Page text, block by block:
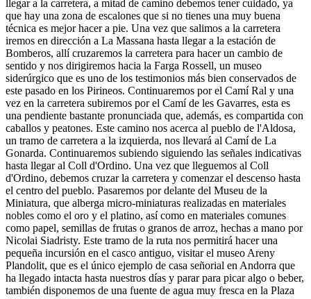
llegar a la carretera, a mitad de camino debemos tener cuidado, ya
que hay una zona de escalones que si no tienes una muy buena
técnica es mejor hacer a pie. Una vez que salimos a la carretera
iremos en dirección a La Massana hasta llegar a la estación de
Bomberos, allí cruzaremos la carretera para hacer un cambio de
sentido y nos dirigiremos hacia la Farga Rossell, un museo
siderúrgico que es uno de los testimonios más bien conservados de
este pasado en los Pirineos. Continuaremos por el Camí Ral y una
vez en la carretera subiremos por el Camí de les Gavarres, esta es
una pendiente bastante pronunciada que, además, es compartida con
caballos y peatones. Este camino nos acerca al pueblo de l'Aldosa,
un tramo de carretera a la izquierda, nos llevará al Camí de La
Gonarda. Continuaremos subiendo siguiendo las señales indicativas
hasta llegar al Coll d'Ordino. Una vez que lleguemos al Coll
d'Ordino, debemos cruzar la carretera y comenzar el descenso hasta
el centro del pueblo. Pasaremos por delante del Museu de la
Miniatura, que alberga micro-miniaturas realizadas en materiales
nobles como el oro y el platino, así como en materiales comunes
como papel, semillas de frutas o granos de arroz, hechas a mano por
Nicolai Siadristy. Este tramo de la ruta nos permitirá hacer una
pequeña incursión en el casco antiguo, visitar el museo Areny
Plandolit, que es el único ejemplo de casa señorial en Andorra que
ha llegado intacta hasta nuestros días y parar para picar algo o beber,
también disponemos de una fuente de agua muy fresca en la Plaza